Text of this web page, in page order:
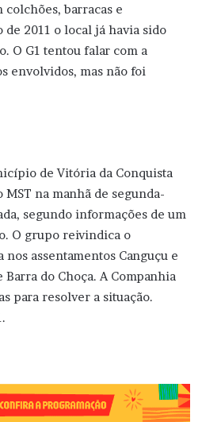
colchões, barracas e
2011 o local já havia sido
O G1 tentou falar com a
envolvidos, mas não foi
de Vitória da Conquista
na manhã de segunda-
segundo informações de um
O grupo reivindica o
assentamentos Canguçu e
do Choça. A Companhia
para resolver a situação.